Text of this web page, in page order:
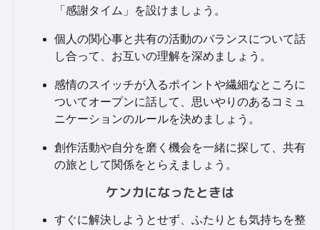
「感謝タイム」を設けましょう。
個人の関心事と共有の活動のバランスについて話
し合って、お互いの理解を深めましょう。
感情のスイッチが入るポイントや繊細なところに
ついてオープンに話して、思いやりのあるコミュ
ニケーションのルールを決めましょう。
創作活動や自分を磨く機会を一緒に探して、共有
の旅として関係をとらえましょう。
ケンカになったときは
すぐに解決しようとせず、ふたりとも気持ちを整